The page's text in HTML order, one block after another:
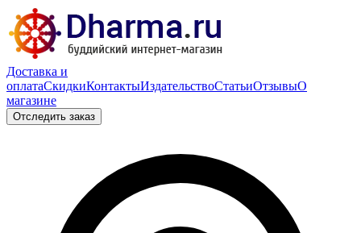
Доставка и
оплатаСкидкиКонтактыИздательствоСтатьиОтзывыО
магазине
Отследить заказ